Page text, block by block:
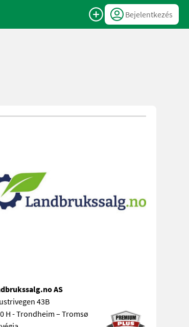
Bejelentkezés
AS
43B
H - Trondheim – Tromsø